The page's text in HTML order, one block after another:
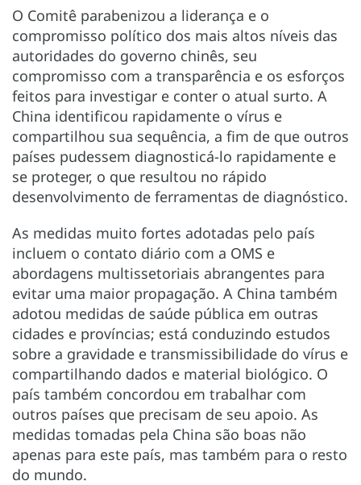
O Comitê parabenizou a liderança e o
compromisso político dos mais altos níveis das
autoridades do governo chinês, seu
compromisso com a transparência e os esforços
feitos para investigar e conter o atual surto. A
China identificou rapidamente o vírus e
compartilhou sua sequência, a fim de que outros
países pudessem diagnosticá-lo rapidamente e
se proteger, o que resultou no rápido
desenvolvimento de ferramentas de diagnóstico.
As medidas muito fortes adotadas pelo país
incluem o contato diário com a OMS e
abordagens multissetoriais abrangentes para
evitar uma maior propagação. A China também
adotou medidas de saúde pública em outras
cidades e províncias; está conduzindo estudos
sobre a gravidade e transmissibilidade do vírus e
compartilhando dados e material biológico. O
país também concordou em trabalhar com
outros países que precisam de seu apoio. As
medidas tomadas pela China são boas não
apenas para este país, mas também para o resto
do mundo.